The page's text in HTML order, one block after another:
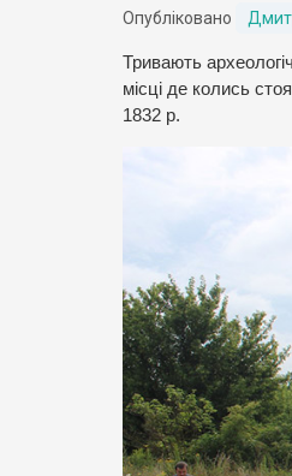
Опубліковано
Тривають
місці де колись
1832 р.